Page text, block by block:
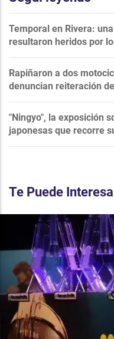
Temporal en Rivera:
resultaron heridos por
Rapiñaron a dos
denuncian reiteración
"Ningyo", la exposición
japonesas que recorre
Te Puede